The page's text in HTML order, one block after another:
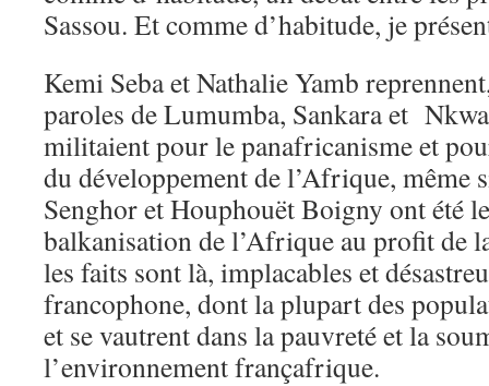
Sassou. Et comme d’habitude, je
Kemi Seba et Nathalie Yamb
paroles de Lumumba, Sankara et
militaient pour le panafricanisme et
du développement de l’Afrique, même
Senghor et Houphouët Boigny ont été
balkanisation de l’Afrique au profit de
les faits sont là, implacables et
francophone, dont la plupart des
et se vautrent dans la pauvreté et la
l’environnement françafrique.